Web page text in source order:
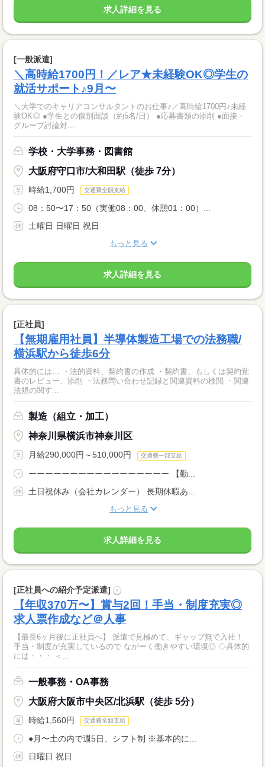
求人詳細を見る
[一般派遣]
＼高時給1700円！／レア★未経験OK◎学生の
就活サポート♪9月〜
＼大学でのキャリアコンサルタントのお仕事♪／高時給1700円♪未経
験OK◎ ●学生との個別面談（約5名/日） ●応募書類の添削 ●面接・
グループ討論対...
学校・大学事務・図書館
大阪府守口市/大和田駅（徒歩 7分）
時給1,700円 交通費全額支給
08：50〜17：50（実働08：00、休憩01：00）...
土曜日 日曜日 祝日
もっと見る
求人詳細を見る
[正社員]
【無期雇用社員】半導体製造工場での法務職/
横浜駅から徒歩6分
具体的には… ・法的資料、契約書の作成 ・契約書、もしくは契約覚
書のレビュー、添削 ・法務問い合わせ記録と関連資料の検閲 ・関連
法規の関す...
製造（組立・加工）
神奈川県横浜市神奈川区
月給290,000円～510,000円 交通費一部支給
ーーーーーーーーーーーーーーーーー 【勤...
土日祝休み（会社カレンダー） 長期休暇あ...
もっと見る
求人詳細を見る
[正社員への紹介予定派遣] ?
【年収370万〜】賞与2回！手当・制度充実◎
求人票作成など＠人事
【最長6ヶ月後に正社員へ】 派遣で見極めて、ギャップ無で入社！
手当・制度が充実しているので ながーく働きやすい環境◎ ◇具体的
には・・・ ＜...
一般事務・OA事務
大阪府大阪市中央区/北浜駅（徒歩 5分）
時給1,560円 交通費全額支給
●月〜土の内で週5日、シフト制 ※基本的に...
日曜日 祝日